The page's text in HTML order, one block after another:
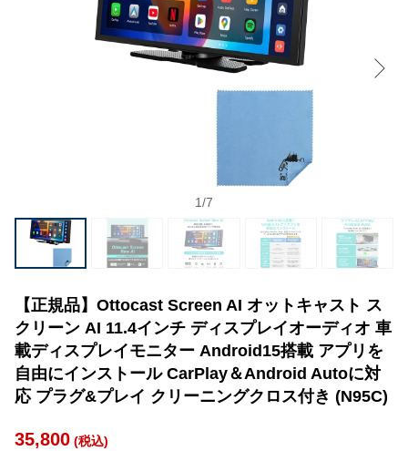
1/7
【正規品】Ottocast Screen AI オットキャスト ス
クリーン AI 11.4インチ ディスプレイオーディオ 車
載ディスプレイモニター Android15搭載 アプリを
自由にインストール CarPlay＆Android Autoに対
応 プラグ&プレイ クリーニングクロス付き (N95C)
35,800 (税込)